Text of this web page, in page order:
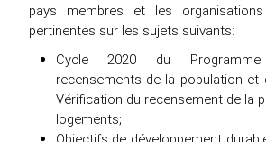
pays membres et les organisations
pertinentes sur les sujets suivants:
Cycle 2020 du
recensements de la population et
Vérification du recensement de la
logements;